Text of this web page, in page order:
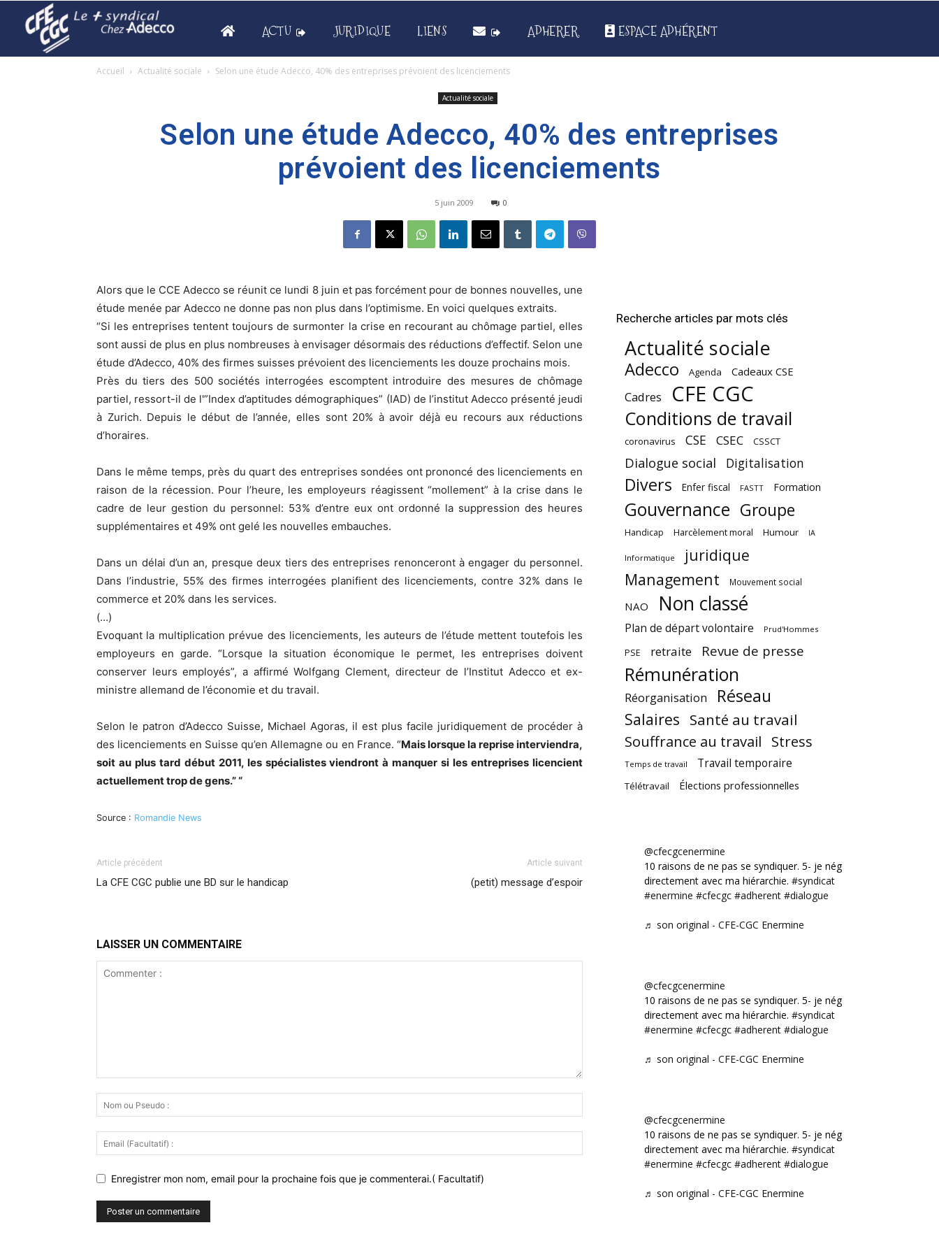
ACTU JURIDIQUE LIENS ADHERER ESPACE ADHÉRENT
Accueil Actualité sociale Selon une étude Adecco, 40% des entreprises prévoient des licenciements
Actualité sociale
Selon une étude Adecco, 40% des entreprises
prévoient des licenciements
5 juin 2009 0
Alors que le CCE Adecco se réunit ce lundi 8 juin et pas forcément pour de bonnes nouvelles, une
étude menée par Adecco ne donne pas non plus dans l’optimisme. En voici quelques extraits.
“Si les entreprises tentent toujours de surmonter la crise en recourant au chômage partiel, elles
sont aussi de plus en plus nombreuses à envisager désormais des réductions d’effectif. Selon une
étude d’Adecco, 40% des firmes suisses prévoient des licenciements les douze prochains mois.
Près du tiers des 500 sociétés interrogées escomptent introduire des mesures de chômage
partiel, ressort-il de l'”Index d’aptitudes démographiques” (IAD) de l’institut Adecco présenté jeudi
à Zurich. Depuis le début de l’année, elles sont 20% à avoir déjà eu recours aux réductions
d’horaires.
Dans le même temps, près du quart des entreprises sondées ont prononcé des licenciements en
raison de la récession. Pour l’heure, les employeurs réagissent “mollement” à la crise dans le
cadre de leur gestion du personnel: 53% d’entre eux ont ordonné la suppression des heures
supplémentaires et 49% ont gelé les nouvelles embauches.
Dans un délai d’un an, presque deux tiers des entreprises renonceront à engager du personnel.
Dans l’industrie, 55% des firmes interrogées planifient des licenciements, contre 32% dans le
commerce et 20% dans les services.
(…)
Evoquant la multiplication prévue des licenciements, les auteurs de l’étude mettent toutefois les
employeurs en garde. “Lorsque la situation économique le permet, les entreprises doivent
conserver leurs employés”, a affirmé Wolfgang Clement, directeur de l’Institut Adecco et ex-
ministre allemand de l’économie et du travail.
Selon le patron d’Adecco Suisse, Michael Agoras, il est plus facile juridiquement de procéder à
des licenciements en Suisse qu’en Allemagne ou en France. “Mais lorsque la reprise interviendra,
soit au plus tard début 2011, les spécialistes viendront à manquer si les entreprises licencient
actuellement trop de gens.” “
Source : Romandie News
Article précédent
La CFE CGC publie une BD sur le handicap
Article suivant
(petit) message d’espoir
LAISSER UN COMMENTAIRE
Enregistrer mon nom, email pour la prochaine fois que je commenterai.( Facultatif)
Recherche articles par mots clés
Actualité sociale
Adecco Agenda Cadeaux CSE
Cadres CFE CGC
Conditions de travail
coronavirus CSE CSEC CSSCT
Dialogue social Digitalisation
Divers Enfer fiscal FASTT Formation
Gouvernance Groupe
Handicap Harcèlement moral Humour IA
Informatique
juridique
Management
Mouvement social
NAO Non classé
Plan de départ volontaire Prud'Hommes
PSE retraite Revue de presse
Rémunération
Réorganisation Réseau
Salaires Santé au travail
Souffrance au travail Stress
Temps de travail Travail temporaire
Télétravail Élections professionnelles
@cfecgcenermine
10 raisons de ne pas se syndiquer. 5- je négocie
directement avec ma hiérarchie. #syndicat
#enermine #cfecgc #adherent #dialogue
♬ son original - CFE-CGC Enermine
@cfecgcenermine
10 raisons de ne pas se syndiquer. 5- je négocie
directement avec ma hiérarchie. #syndicat
#enermine #cfecgc #adherent #dialogue
♬ son original - CFE-CGC Enermine
@cfecgcenermine
10 raisons de ne pas se syndiquer. 5- je négocie
directement avec ma hiérarchie. #syndicat
#enermine #cfecgc #adherent #dialogue
♬ son original - CFE-CGC Enermine